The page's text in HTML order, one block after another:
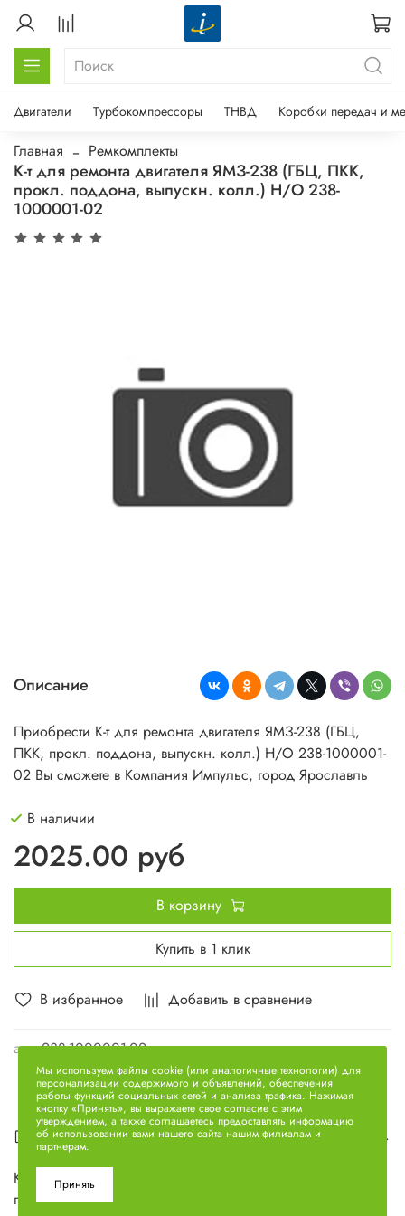
Двигатели Турбокомпрессоры ТНВД Коробки передач и
Главная Ремкомплекты
К-т для ремонта двигателя ЯМЗ-238 (ГБЦ, ПКК,
прокл. поддона, выпускн. колл.) Н/О 238-
1000001-02
В избранное Добавить в сравнение
арт.238-1000001-02
Описание
Приобрести К-т для ремонта двигателя ЯМЗ-238 (ГБЦ,
ПКК, прокл. поддона, выпускн. колл.) Н/О 238-1000001-
02 Вы сможете в Компания Импульс, город Ярославль
В наличии
2025.00 руб
В корзину
Купить в 1 клик
Описание
К-т для ремонта двигателя ЯМЗ-238 (ГБЦ, ПКК, прокл.
поддона, выпускн. колл.) Н/О 238-1000001-02
Мы используем файлы cookie (или аналогичные технологии) для
персонализации содержимого и объявлений, обеспечения
работы функций социальных сетей и анализа трафика. Нажимая
кнопку «Принять», вы выражаете свое согласие с этим
утверждением, а также соглашаетесь предоставлять информацию
об использовании вами нашего сайта нашим филиалам и
партнерам.
Принять